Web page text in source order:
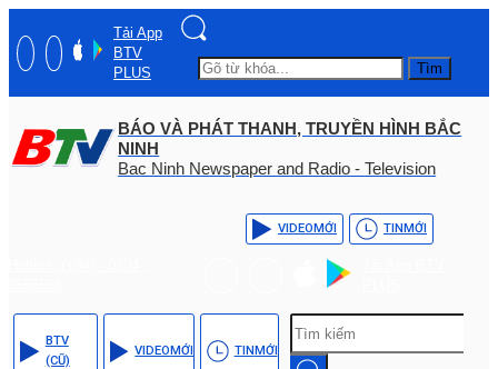
Tải App
BTV
PLUS
Tìm
BÁO VÀ PHÁT THANH, TRUYỀN HÌNH BẮC
NINH
Bac Ninh Newspaper and Radio - Television
VIDEOMỚI TINMỚI
BTV
(CŨ)
VIDEOMỚI TINMỚI